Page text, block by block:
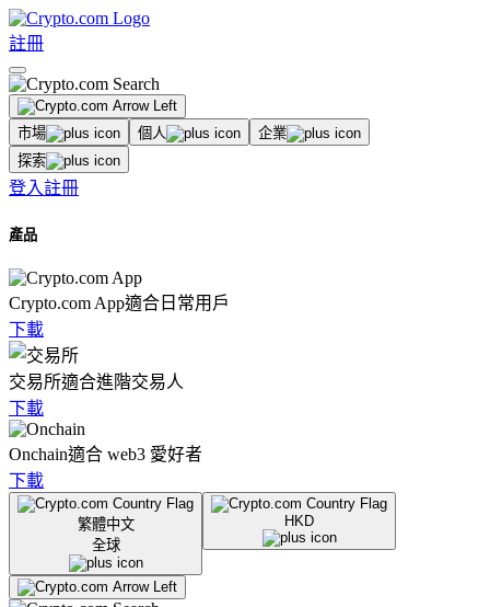
註冊
市場 個人
企業
探索
登入註冊
產品
Crypto.com App適合日常用戶
下載
交易所適合進階交易人
下載
Onchain適合 web3 愛好者
下載
繁體中文
全球
HKD